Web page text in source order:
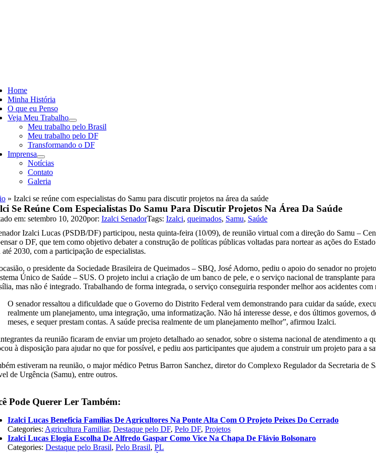
Home
Minha História
O que eu Penso
Veja Meu Trabalho
Meu trabalho pelo Brasil
Meu trabalho pelo DF
Transformando o DF
Imprensa
Notícias
Contato
Galeria
» Izalci se reúne com especialistas do Samu para discutir projetos na área da saúde
Se Reúne Com Especialistas Do Samu Para Discutir Projetos Na Área Da Saúde
em: setembro 10, 2020por: Izalci SenadorTags: Izalci, queimados, Samu, Saúde
Izalci Lucas (PSDB/DF) participou, nesta quinta-feira (10/09), de reunião virtual com a direção do Samu –
o DF, que tem como objetivo debater a construção de políticas públicas voltadas para nortear as ações do
até 2030, com a participação de especialistas.
o presidente da Sociedade Brasileira de Queimados – SBQ, José Adorno, pediu o apoio do senador no
Único de Saúde – SUS. O projeto inclui a criação de um banco de pele, e o serviço nacional de transplante
mas não é integrado. Trabalhando de forma integrada, o serviço conseguiria responder melhor aos acidentes
O senador ressaltou a dificuldade que o Governo do Distrito Federal vem demonstrando para cuidar da saúde,
realmente um planejamento, uma integração, uma informatização. Não há interesse desse, e dos últimos
meses, e sequer prestam contas. A saúde precisa realmente de um planejamento melhor”, afirmou Izalci.
da reunião ficaram de enviar um projeto detalhado ao senador, sobre o sistema nacional de atendimento
à disposição para ajudar no que for possível, e pediu aos participantes que ajudem a construir um projeto para a
estiveram na reunião, o major médico Petrus Barron Sanchez, diretor do Complexo Regulador da Secretaria
de Urgência (Samu), entre outros.
Pode Querer Ler Também:
Izalci Lucas Beneficia Famílias De Agricultores Na Ponte Alta Com O Projeto Peixes Do Cerrado
Categories: Agricultura Familiar, Destaque pelo DF, Pelo DF, Projetos
Izalci Lucas Elogia Escolha De Alfredo Gaspar Como Vice Na Chapa De Flávio Bolsonaro
Categories: Destaque pelo Brasil, Pelo Brasil, PL